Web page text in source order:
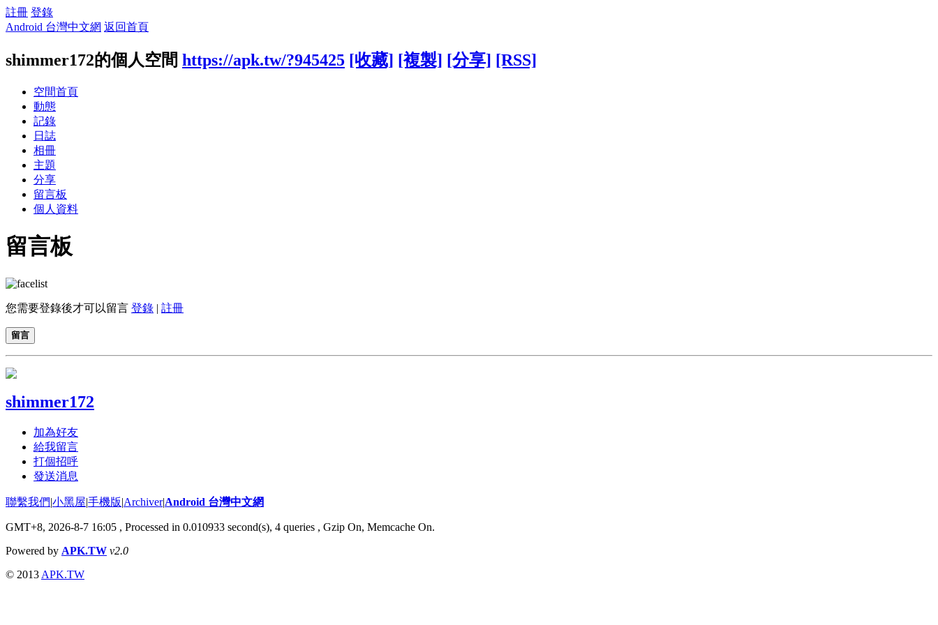
註冊 登錄
Android 台灣中文網 返回首頁
shimmer172的個人空間 https://apk.tw/?945425 [收藏] [複製] [分享] [RSS]
空間首頁
動態
記錄
日誌
相冊
主題
分享
留言板
個人資料
留言板
您需要登錄後才可以留言 登錄 | 註冊
留言
shimmer172
加為好友
給我留言
打個招呼
發送消息
聯繫我們|小黑屋|手機版|Archiver|Android 台灣中文網
GMT+8, 2026-8-7 16:05 , Processed in 0.010933 second(s), 4 queries , Gzip On, Memcache On.
Powered by APK.TW v2.0
© 2013 APK.TW